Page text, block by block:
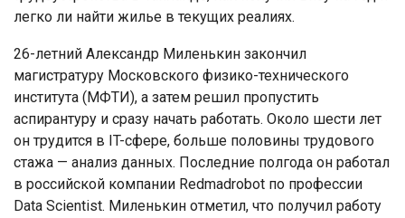
легко ли найти жилье в текущих реалиях.
26-летний Александр Миленькин закончил
магистратуру Московского физико-технического
института (МФТИ), а затем решил пропустить
аспирантуру и сразу начать работать. Около шести лет
он трудится в IT-сфере, больше половины трудового
стажа — анализ данных. Последние полгода он работал
в российской компании Redmadrobot по профессии
Data Scientist. Миленькин отметил, что получил работу